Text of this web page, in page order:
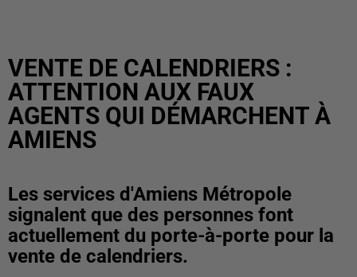
VENTE DE CALENDRIERS :
ATTENTION AUX FAUX
AGENTS QUI DÉMARCHENT À
AMIENS
Les services d'Amiens Métropole
signalent que des personnes font
actuellement du porte-à-porte pour la
vente de calendriers.